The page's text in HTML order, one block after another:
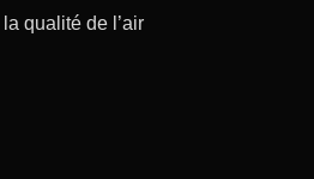
qualité de l’air